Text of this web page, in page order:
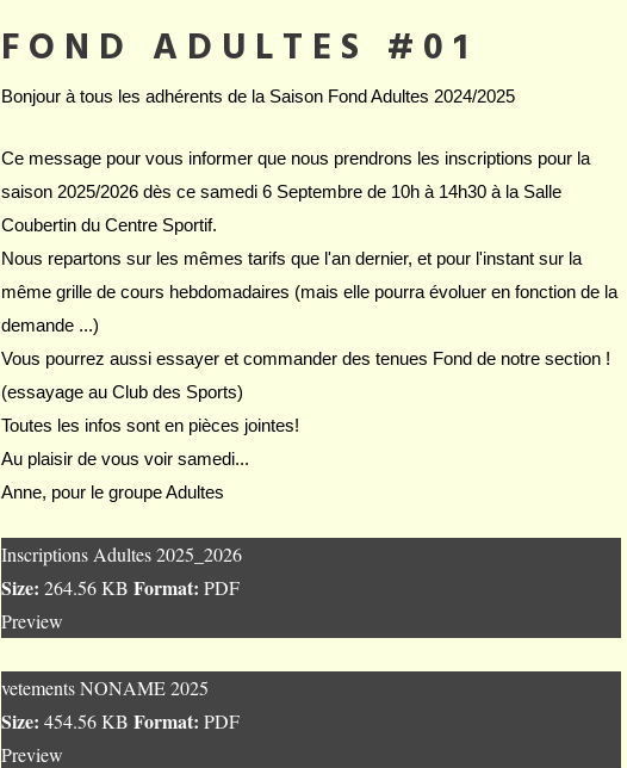
FOND ADULTES #01
Bonjour à tous les adhérents de la Saison Fond Adultes 2024/2025
Ce message pour vous informer que nous prendrons les inscriptions pour la
saison 2025/2026 dès ce samedi 6 Septembre de 10h à 14h30 à la Salle
Coubertin du Centre Sportif.
Nous repartons sur les mêmes tarifs que l'an dernier, et pour l'instant sur la
même grille de cours hebdomadaires (mais elle pourra évoluer en fonction de la
demande ...)
Vous pourrez aussi essayer et commander des tenues Fond de notre section !
(essayage au Club des Sports)
Toutes les infos sont en pièces jointes!
Au plaisir de vous voir samedi...
Anne, pour le groupe Adultes
Inscriptions Adultes 2025_2026
Size: 264.56 KB Format: PDF
Preview
vetements NONAME 2025
Size: 454.56 KB Format: PDF
Preview